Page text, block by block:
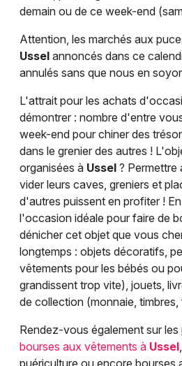
demain ou de ce week-end
Attention, les marchés aux
Ussel annoncés dans ce
annulés sans que nous en
L'attrait pour les achats
démontrer : nombre d'entre
week-end pour chiner des
dans le grenier des autres !
organisées à Ussel ? Permettre
vider leurs caves, greniers et
d'autres puissent en profiter !
l'occasion idéale pour faire de
dénicher cet objet que vous
longtemps : objets décoratifs,
vêtements pour les bébés ou
grandissent trop vite), jouets,
de collection (monnaie, timbres,
Rendez-vous également sur
bourses aux vêtements à Ussel
puériculture ou encore bourses